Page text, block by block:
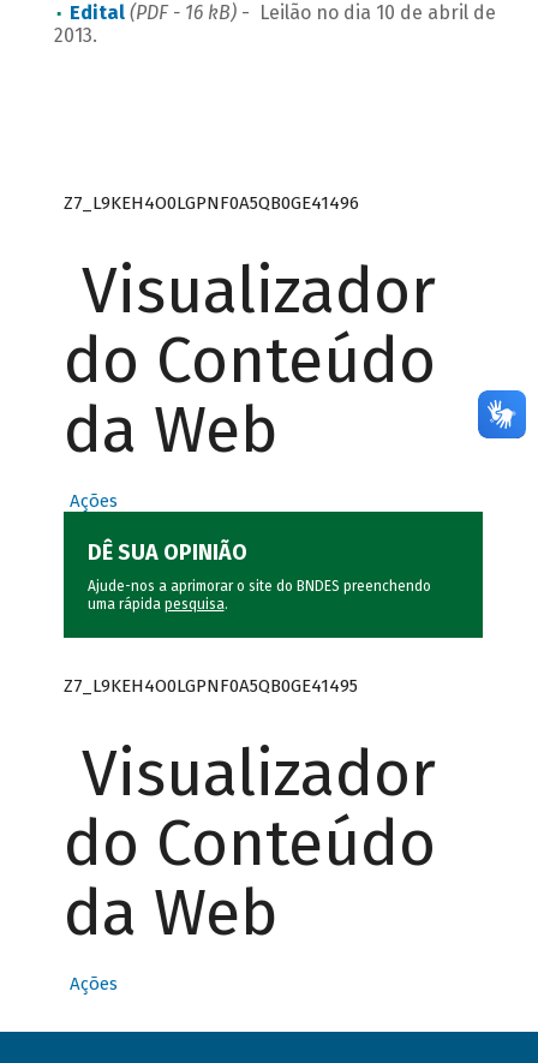
Edital (PDF - 16 kB) - Leilão no dia 10 de abril de
2013.
Z7_L9KEH4O0LGPNF0A5QB0GE41496
Visualizador
do Conteúdo
da Web
Ações
DÊ SUA OPINIÃO
Ajude-nos a aprimorar o site do BNDES preenchendo
uma rápida pesquisa.
Z7_L9KEH4O0LGPNF0A5QB0GE41495
Visualizador
do Conteúdo
da Web
Ações